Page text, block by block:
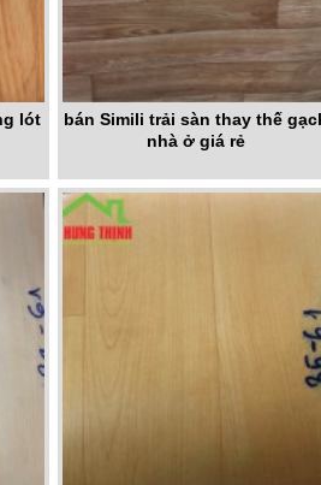
lót
bán Simili trải sàn thay thế
nhà ở giá rẻ